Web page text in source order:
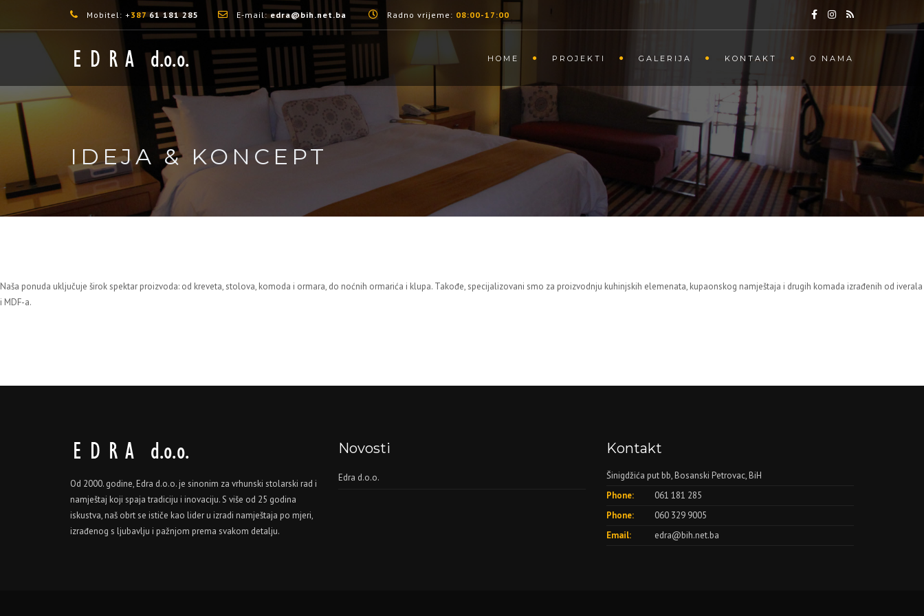
Mobitel: + 38761 181 285 E-mail:edra@bih.net.ba Radno vrijeme: 08:00-17:00
HOME PROJEKTI GALERIJA KONTAKT O NAMA
IDEJA & KONCEPT
Naša ponuda uključuje širok spektar proizvoda: od kreveta, stolova, komoda i ormara, do noćnih ormarića i klupa. Takođe, specijalizovani smo za proizvodnju kuhinjskih elemenata, kupaonskog namještaja i drugih komada izrađenih od iverala
i MDF-a.
Od 2000. godine, Edra d.o.o. je sinonim za vrhunski stolarski rad i
namještaj koji spaja tradiciju i inovaciju. S više od 25 godina
iskustva, naš obrt se ističe kao lider u izradi namještaja po mjeri,
izrađenog s ljubavlju i pažnjom prema svakom detalju.
Novosti
Edra d.o.o.
Kontakt
Šinigdžića put bb, Bosanski Petrovac, BiH
Phone:
061 181 285
Phone:
060 329 9005
Email:
edra@bih.net.ba